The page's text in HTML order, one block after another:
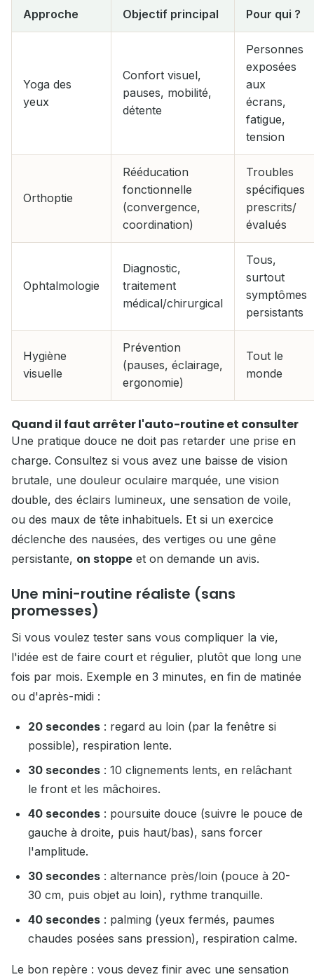
Approche Objectif principal Pour qui ?
Yoga des
yeux
Confort visuel,
pauses, mobilité,
détente
Personnes
exposées
aux
écrans,
fatigue,
tension
Orthoptie
Rééducation
fonctionnelle
(convergence,
coordination)
Troubles
spécifiques
prescrits/
évalués
Ophtalmologie
Diagnostic,
traitement
médical/chirurgical
Tous,
surtout
symptômes
persistants
Hygiène
visuelle
Prévention
(pauses, éclairage,
ergonomie)
Tout le
monde
Quand il faut arrêter l'auto-routine et consulter
Une pratique douce ne doit pas retarder une prise en
charge. Consultez si vous avez une baisse de vision
brutale, une douleur oculaire marquée, une vision
double, des éclairs lumineux, une sensation de voile,
ou des maux de tête inhabituels. Et si un exercice
déclenche des nausées, des vertiges ou une gêne
persistante, on stoppe et on demande un avis.
Une mini-routine réaliste (sans
promesses)
Si vous voulez tester sans vous compliquer la vie,
l'idée est de faire court et régulier, plutôt que long une
fois par mois. Exemple en 3 minutes, en fin de matinée
ou d'après-midi :
20 secondes : regard au loin (par la fenêtre si
possible), respiration lente.
30 secondes : 10 clignements lents, en relâchant
le front et les mâchoires.
40 secondes : poursuite douce (suivre le pouce de
gauche à droite, puis haut/bas), sans forcer
l'amplitude.
30 secondes : alternance près/loin (pouce à 20-
30 cm, puis objet au loin), rythme tranquille.
40 secondes : palming (yeux fermés, paumes
chaudes posées sans pression), respiration calme.
Le bon repère : vous devez finir avec une sensation